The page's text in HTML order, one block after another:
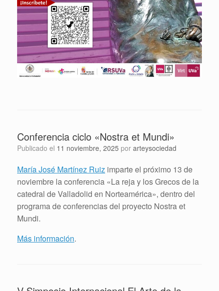
Conferencia ciclo «Nostra et Mundi»
Publicado el 11 noviembre, 2025 por arteysociedad
María José Martínez Ruiz imparte el próximo 13 de
noviembre la conferencia «La reja y los Grecos de la
catedral de Valladolid en Norteamérica», dentro del
programa de conferencias del proyecto Nostra et
Mundi.
Más información.